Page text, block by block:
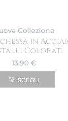
Collezione
in
Colorati
13.90 €
SCEGLI